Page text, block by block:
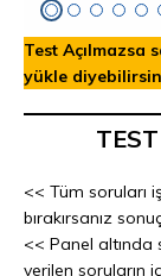
Test Açılmazsa
yükle
<< Tüm soruları
bırakırsanız
<< Panel altında
verilen soruların